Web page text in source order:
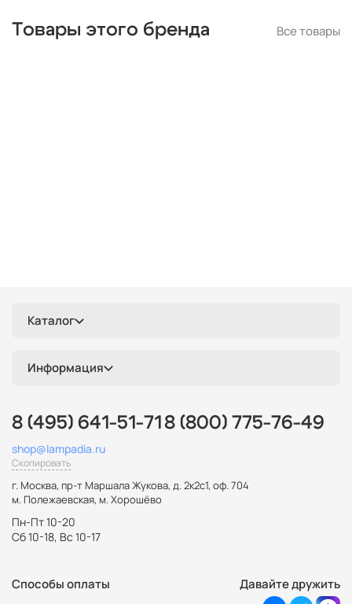
Товары этого бренда Все товары
Каталог
Информация
8 (495) 641-51-71 8 (800) 775-76-49
shop@lampadia.ru
Скопировать
г. Москва, пр-т Маршала Жукова, д. 2к2с1, оф. 704
м. Полежаевская, м. Хорошёво
Пн-Пт 10-20
Сб 10-18, Вс 10-17
Способы оплаты Давайте дружить